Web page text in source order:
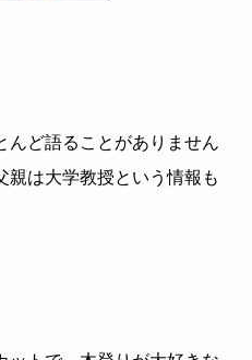
んど語ることがありません
親は大学教授という情報も